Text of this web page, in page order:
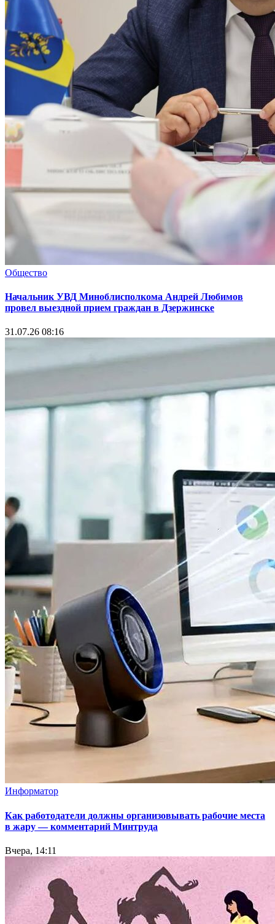
Общество
Начальник УВД Миноблисполкома Андрей Любимов
провел выездной прием граждан в Дзержинске
31.07.26 08:16
Информатор
Как работодатели должны организовывать рабочие места
в жару — комментарий Минтруда
Вчера, 14:11